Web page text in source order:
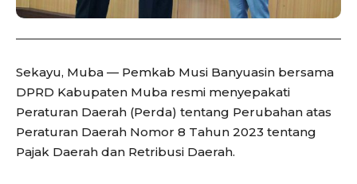
Sekayu, Muba — Pemkab Musi Banyuasin bersama
DPRD Kabupaten Muba resmi menyepakati
Peraturan Daerah (Perda) tentang Perubahan atas
Peraturan Daerah Nomor 8 Tahun 2023 tentang
Pajak Daerah dan Retribusi Daerah.